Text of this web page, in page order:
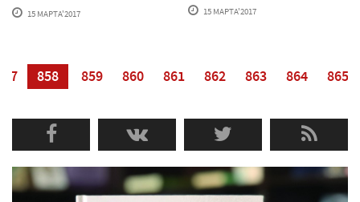
15 МАРТА'2017 15 МАРТА'2017
858 859 860 861 862 863 864 865